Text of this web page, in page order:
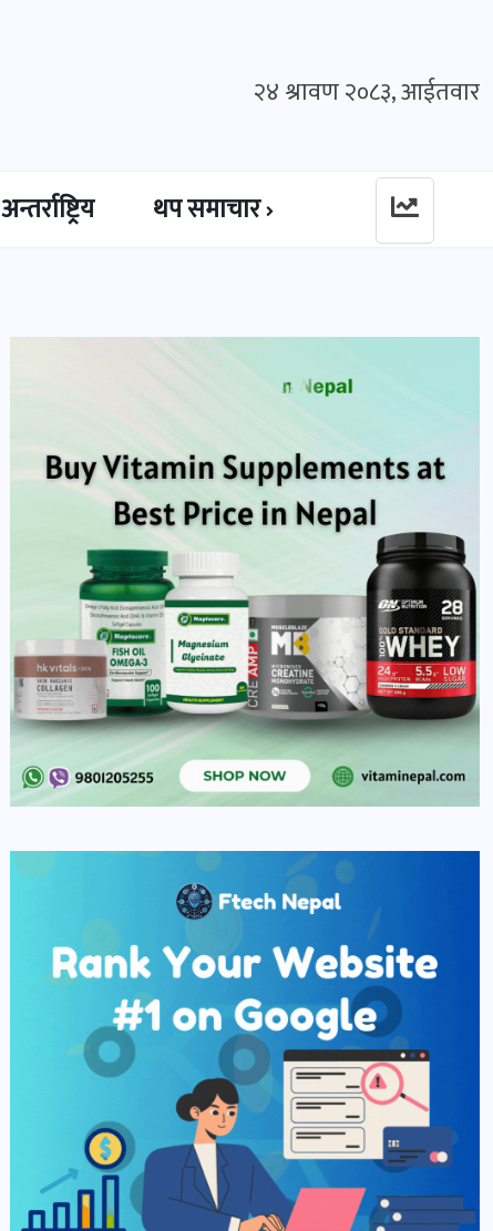
२४ श्रावण २०८३, आईतवार
अन्तर्राष्ट्रिय थप समाचार